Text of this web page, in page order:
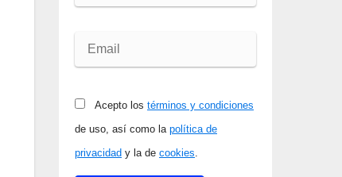
Acepto los términos y condiciones
de uso, así como la política de
privacidad y la de cookies